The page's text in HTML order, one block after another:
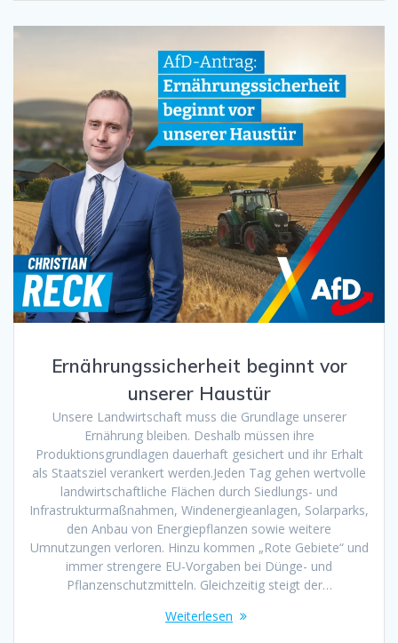
Ernährungssicherheit beginnt vor
unserer Haustür
Unsere Landwirtschaft muss die Grundlage unserer
Ernährung bleiben. Deshalb müssen ihre
Produktionsgrundlagen dauerhaft gesichert und ihr Erhalt
als Staatsziel verankert werden.Jeden Tag gehen wertvolle
landwirtschaftliche Flächen durch Siedlungs- und
Infrastrukturmaßnahmen, Windenergieanlagen, Solarparks,
den Anbau von Energiepflanzen sowie weitere
Umnutzungen verloren. Hinzu kommen „Rote Gebiete“ und
immer strengere EU-Vorgaben bei Dünge- und
Pflanzenschutzmitteln. Gleichzeitig steigt der…
Weiterlesen